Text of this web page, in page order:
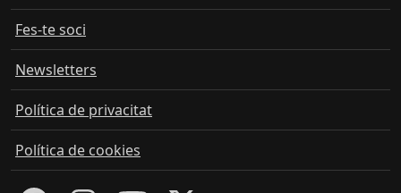
Fes-te soci
Newsletters
Política de privacitat
Política de cookies